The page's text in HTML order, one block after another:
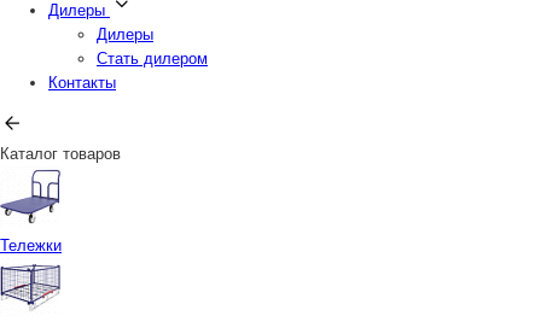
Дилеры
Дилеры
Стать дилером
Контакты
Каталог товаров
Тележки